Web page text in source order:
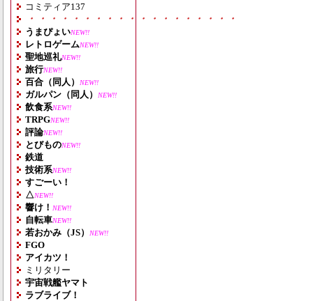
コミティア137
・・・・・・・・・・・・・・・・・・・
うまぴょいNEW!!
レトロゲームNEW!!
聖地巡礼NEW!!
旅行NEW!!
百合（同人） NEW!!
ガルパン（同人） NEW!!
飲食系NEW!!
TRPGNEW!!
評論NEW!!
とびものNEW!!
鉄道
技術系NEW!!
すごーい！
△NEW!!
響け！ NEW!!
自転車NEW!!
若おかみ（JS） NEW!!
FGO
アイカツ！
ミリタリー
宇宙戦艦ヤマト
ラブライブ！